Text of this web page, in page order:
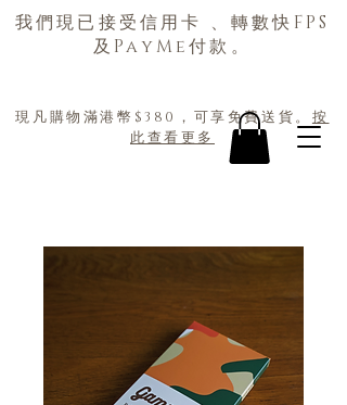
現凡購物滿港幣$380，可享免費送貨。 按
此查看更多
我們現已接受信用卡 、轉數快FPS
及PayMe付款。